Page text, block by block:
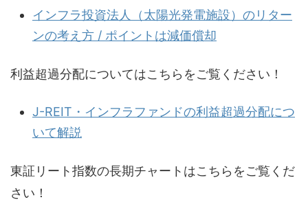
インフラ投資法人（太陽光発電施設）のリター
ンの考え方 / ポイントは減価償却
利益超過分配についてはこちらをご覧ください！
J-REIT・インフラファンドの利益超過分配につ
いて解説
東証リート指数の長期チャートはこちらをご覧くだ
さい！